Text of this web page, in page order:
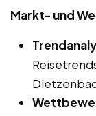
Markt- und